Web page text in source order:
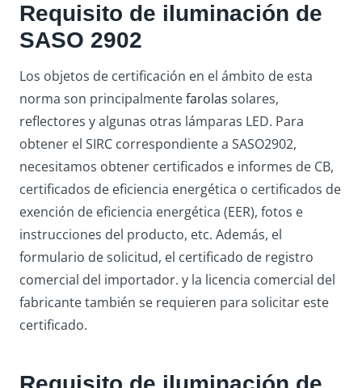
Requisito de iluminación de
SASO 2902
Los objetos de certificación en el ámbito de esta
norma son principalmentefarolas solares,
reflectores y algunas otras lámparas LED. Para
obtener el SIRC correspondiente a SASO2902,
necesitamos obtener certificados e informes de CB,
certificados de eficiencia energética o certificados de
exención de eficiencia energética (EER), fotos e
instrucciones del producto, etc. Además, el
formulario de solicitud, el certificado de registro
comercial del importador. y la licencia comercial del
fabricante también se requieren para solicitar este
certificado.